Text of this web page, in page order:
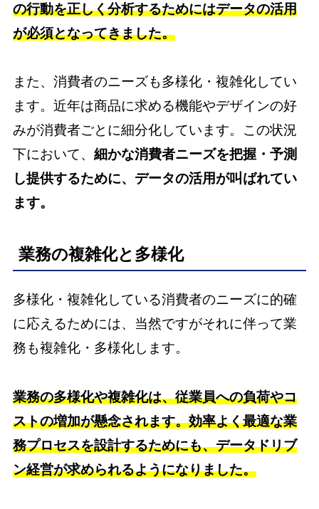
の行動を正しく分析するためにはデータの活用
が必須となってきました。
また、消費者のニーズも多様化・複雑化してい
ます。近年は商品に求める機能やデザインの好
みが消費者ごとに細分化しています。この状況
下において、 細かな消費者ニーズを把握・予測
し提供するために、データの活用が叫ばれてい
ます。
業務の複雑化と多様化
多様化・複雑化している消費者のニーズに的確
に応えるためには、当然ですがそれに伴って業
務も複雑化・多様化します。
業務の多様化や複雑化は、従業員への負荷やコ
ストの増加が懸念されます。効率よく最適な業
務プロセスを設計するためにも、データドリブ
ン経営が求められるようになりました。